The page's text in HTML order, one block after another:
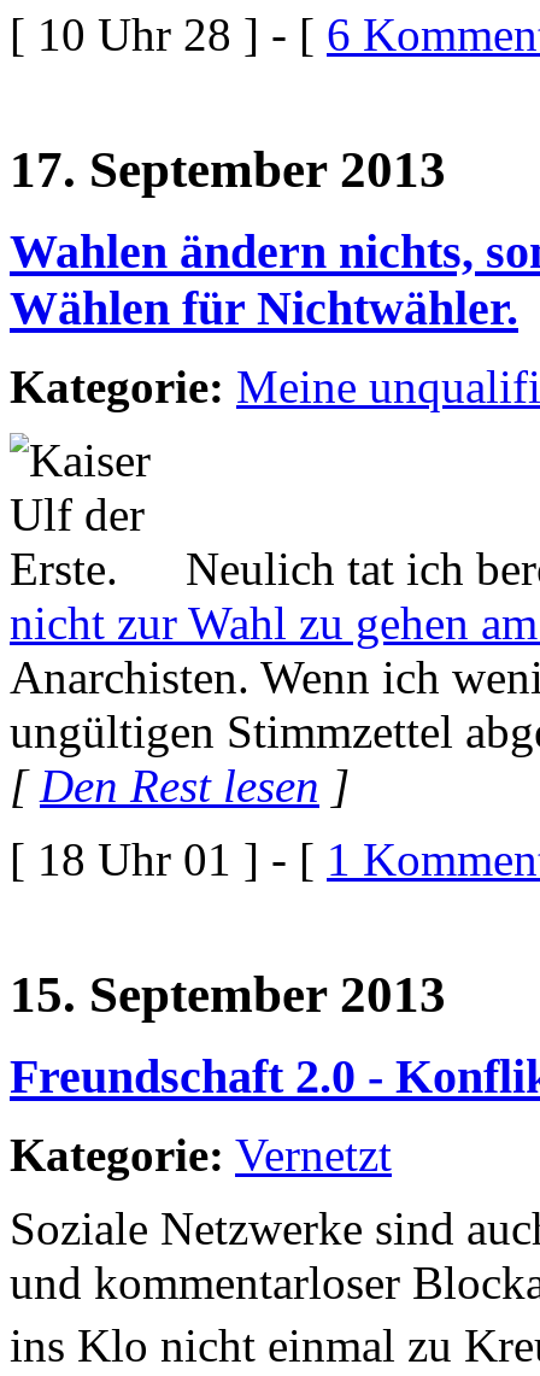
[ 10 Uhr 28 ] - [ 6
17. September 2013
Wahlen ändern nichts,
Wählen für Nichtwähler.
Kategorie: Meine
Neulich tat ich
nicht zur Wahl zu gehen
Anarchisten. Wenn ich
ungültigen Stimmzettel
[Den Rest lesen ]
[ 18 Uhr 01 ] - [ 1
15. September 2013
Freundschaft 2.0 -
Kategorie: Vernetzt
Soziale Netzwerke sind
und kommentarloser
ins Klo nicht einmal zu